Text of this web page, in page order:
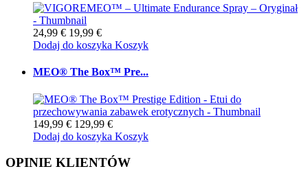
24,99 € 19,99 €
Dodaj do koszyka Koszyk
MEO® The Box™ Pre...
149,99 € 129,99 €
Dodaj do koszyka Koszyk
OPINIE KLIENTÓW